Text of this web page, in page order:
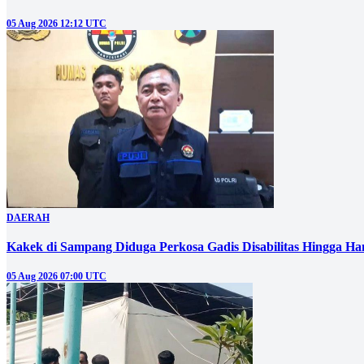
05 Aug 2026 12:12 UTC
DAERAH
Kakek di Sampang Diduga Perkosa Gadis Disabilitas Hingga
05 Aug 2026 07:00 UTC